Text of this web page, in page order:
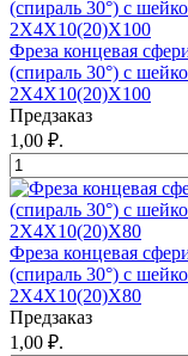
Фреза концевая
(спираль 30°) с
2X4X10(20)X100
Предзаказ
1,00 ₽.
Фреза концевая
(спираль 30°) с
2X4X10(20)X80
Предзаказ
1,00 ₽.